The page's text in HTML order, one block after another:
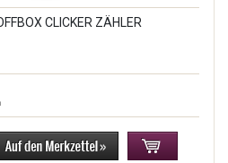
CLICKER ZÄHLER